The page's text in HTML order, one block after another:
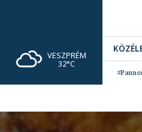
VESZPRÉM
32°C